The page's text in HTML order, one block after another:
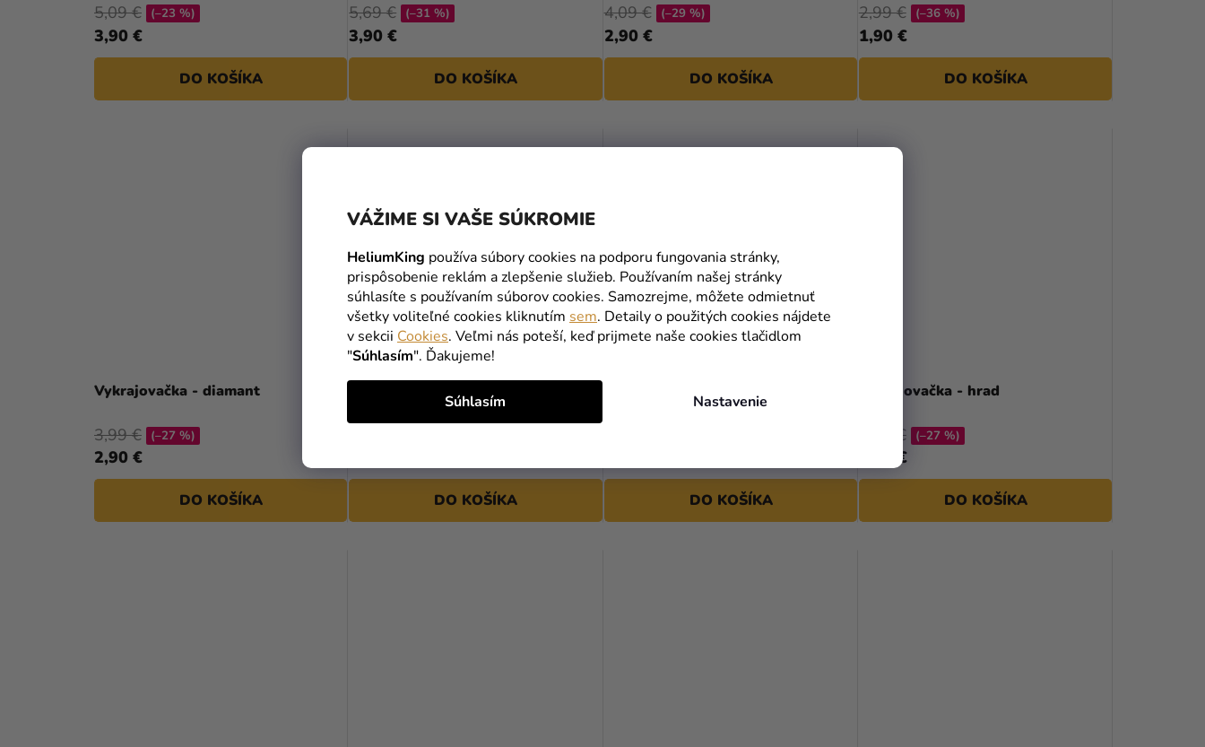
VÁŽIME SI VAŠE SÚKROMIE
HeliumKing používa súbory cookies na podporu fungovania stránky,
prispôsobenie reklám a zlepšenie služieb. Používaním našej stránky
súhlasíte s používaním súborov cookies. Samozrejme, môžete odmietnuť
všetky voliteľné cookies kliknutím sem. Detaily o použitých cookies nájdete
v sekcii Cookies. Veľmi nás poteší, keď prijmete naše cookies tlačidlom
"Súhlasím". Ďakujeme!
Nastavenie
Súhlasím
3,90 €
5,09 € (–23 %)
DO KOŠÍKA
3,90 €
5,69 € (–31 %)
DO KOŠÍKA
2,90 €
4,09 € (–29 %)
DO KOŠÍKA
1,90 €
2,99 € (–36 %)
DO KOŠÍKA
Vykrajovačka - diamant
2,90 €
3,99 € (–27 %)
DO KOŠÍKA
Vykrajovačka - dievča, sväté
DO KOŠÍKA
Vykrajovačka - geometrické srdce
DO KOŠÍKA
Vykrajovačka - hrad
2,90 €
3,99 € (–27 %)
DO KOŠÍKA